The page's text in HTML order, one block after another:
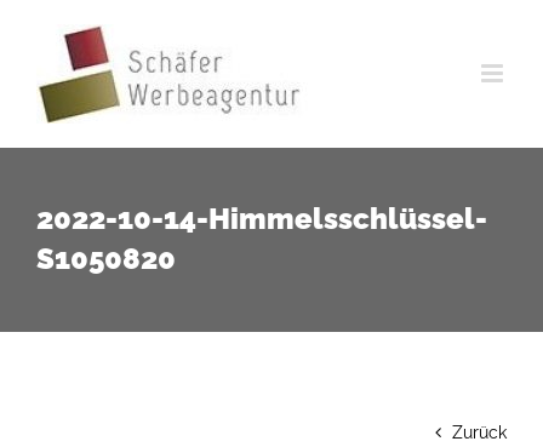
springen
2022-10-14-Himmelsschlüssel-
S1050820
Zurück